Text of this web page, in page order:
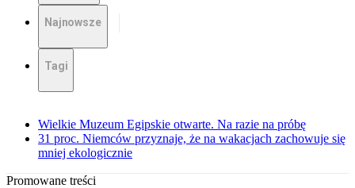
Najnowsze
Tagi
Wielkie Muzeum Egipskie otwarte. Na razie na próbę
31 proc. Niemców przyznaje, że na wakacjach zachowuje się
mniej ekologicznie
Promowane treści